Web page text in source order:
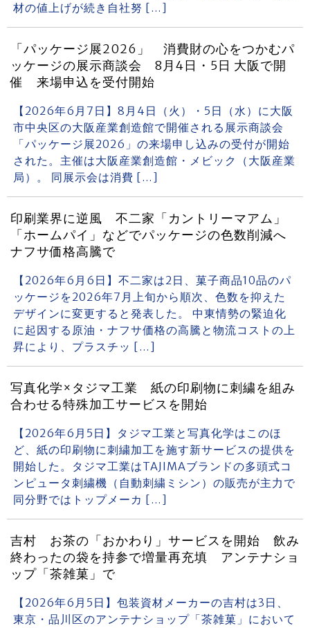
材の値上げが続き自社努 […]
「パッケージ展2026」 消費財の心をつかむパ
ッケージの展示商談会 8月4日・5日 大阪で開
催 来場申込を受付開始
【2026年6月7日】8月4日（火）・5日（水）に大阪
市中央区の大阪産業創造館で開催される展示商談会
「パッケージ展2026」の来場申し込みの受付が開始
された。主催は大阪産業創造館・メビック（大阪産業
局）。 同展示会は消費 […]
印刷業界に逆風 不二家「カントリーマアム」
「ホームパイ」などでパッケージの色数削減へ
ナフサ価格高騰で
【2026年6月6日】不二家は2日、菓子商品10品のパ
ッケージを2026年7月上旬から順次、色数を抑えた
デザインに変更すると発表した。 中東情勢の緊迫化
に起因する原油・ナフサ価格の高騰と物流コストの上
昇により、プラスチッ […]
写真化学×タジマ工業 紙の印刷物に刺繍を組み
合わせる特殊加工サービスを開始
【2026年6月5日】タジマ工業と写真化学はこのほ
ど、紙の印刷物に刺繍加工を施す新サービスの提供を
開始した。タジマ工業はTAJIMAブランドの多頭式コ
ンピュータ刺繍機（自動刺繍ミシン）の販売が主力で
同分野ではトップメーカ […]
吉村 お茶の「おかわり」サービスを開始 飲み
終わったの袋を持参で増量再充填 アンテナショ
ップ「茶雑菓」で
【2026年6月5日】包装資材メーカーの吉村は3日、
東京・品川区のアンテナショップ「茶雑菓」において